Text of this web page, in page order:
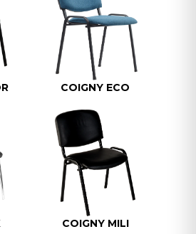
COIGNY ECO
COIGNY MILI